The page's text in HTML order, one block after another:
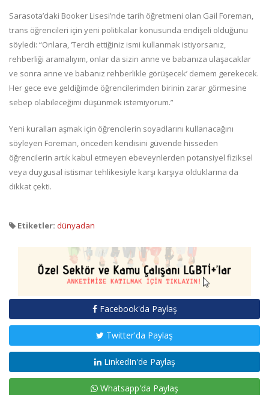
Sarasota’daki Booker Lisesi’nde tarih öğretmeni olan Gail Foreman,
trans öğrencileri için yeni politikalar konusunda endişeli olduğunu
söyledi: “Onlara, ‘Tercih ettiğiniz ismi kullanmak istiyorsanız,
rehberliği aramalıyım, onlar da sizin anne ve babanıza ulaşacaklar
ve sonra anne ve babanız rehberlikle görüşecek’ demem gerekecek.
Her gece eve geldiğimde öğrencilerimden birinin zarar görmesine
sebep olabileceğimi düşünmek istemiyorum.”
Yeni kuralları aşmak için öğrencilerin soyadlarını kullanacağını
söyleyen Foreman, önceden kendisini güvende hisseden
öğrencilerin artık kabul etmeyen ebeveynlerden potansiyel fiziksel
veya duygusal istismar tehlikesiyle karşı karşıya olduklarına da
dikkat çekti.
Etiketler: dünyadan
Facebook'da Paylaş
Twitter'da Paylaş
LinkedIn'de Paylaş
Whatsapp'da Paylaş